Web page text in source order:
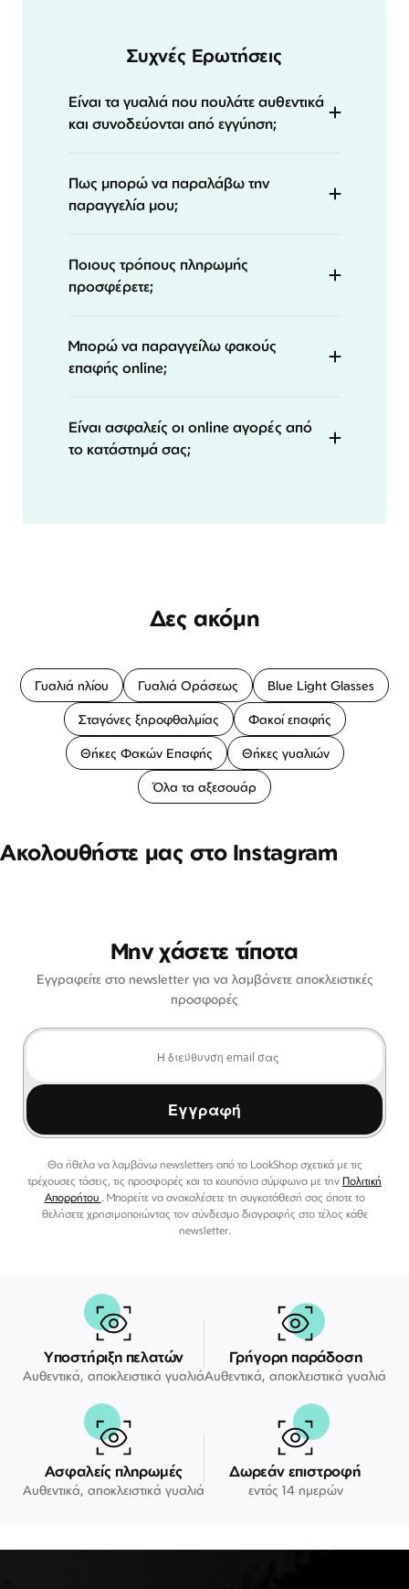
Συχνές Ερωτήσεις
Είναι τα γυαλιά που πουλάτε αυθεντικά
και συνοδεύονται από εγγύηση;
Πως μπορώ να παραλάβω την
παραγγελία μου;
Ποιους τρόπους πληρωμής
προσφέρετε;
Μπορώ να παραγγείλω φακούς
επαφής online;
Είναι ασφαλείς οι online αγορές από
το κατάστημά σας;
Δες ακόμη
Γυαλιά ηλίου Γυαλιά Οράσεως Blue Light Glasses
Σταγόνες ξηροφθαλμίας Φακοί επαφής
Θήκες Φακών Επαφής Θήκες γυαλιών
Όλα τα αξεσουάρ
Ακολουθήστε μας στο Instagram
Μην χάσετε τίποτα
Εγγραφείτε στο newsletter για να λαμβάνετε αποκλειστικές
προσφορές
Εγγραφή
Θα ήθελα να λαμβάνω newsletters από το LookShop σχετικά με τις
τρέχουσες τάσεις, τις προσφορές και τα κουπόνια σύμφωνα με την Πολιτική
Απορρήτου . Μπορείτε να ανακαλέσετε τη συγκατάθεσή σας όποτε το
θελήσετε χρησιμοποιώντας τον σύνδεσμο διαγραφής στο τέλος κάθε
newsletter.
Υποστήριξη πελατών
Αυθεντικά, αποκλειστικά γυαλιά
Γρήγορη παράδοση
Αυθεντικά, αποκλειστικά γυαλιά
Ασφαλείς πληρωμές
Αυθεντικά, αποκλειστικά γυαλιά
Δωρεάν επιστροφή
εντός 14 ημερών